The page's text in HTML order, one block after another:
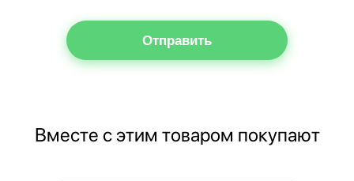
Отправить
Вместе с этим товаром покупают